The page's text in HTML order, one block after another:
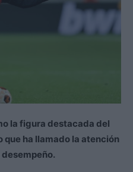
la figura destacada del
que ha llamado la atención